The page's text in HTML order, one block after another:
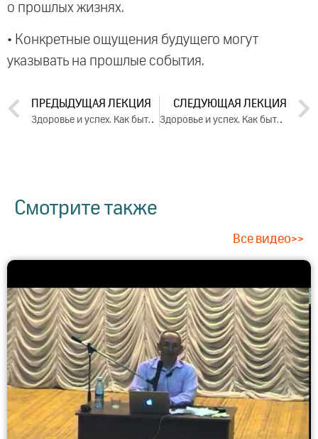
о прошлых жизнях.
• Конкретные ощущения будущего могут
указывать на прошлые события.
ПРЕДЫДУЩАЯ ЛЕКЦИЯ
Здоровье и успех. Как быть активным и не разрушать себя. День 1. Часть 2 (2025)
СЛЕДУЮЩАЯ ЛЕКЦИЯ
Здоровье и успех. Как быть активным и не разрушать себя. День 2. Часть 2 (2025)
Смотрите также
Все видео>>